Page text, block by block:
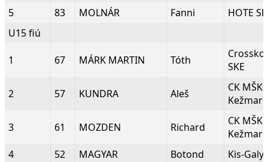
5
83 MOLNÁR Fanni
HOTE SE
U15 fiú
1 67 MÁRK MARTIN Tóth
SKE
2 57 KUNDRA Aleš
CK MŠK
3 61 MOZDEN Richard
CK MŠK
4
52 MAGYAR Botond
Kis-